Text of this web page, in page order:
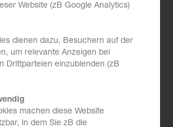
"Claim-Notification für
Notifizierung
Website (zB Google Analytics)
dienen dazu, Besuchern auf der
um relevante Anzeigen bei
Drittparteien einzublenden (zB
machen diese Website
in dem Sie zB die